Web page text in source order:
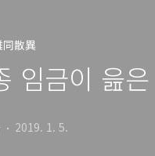
同散異
임금이 읊
2019. 1. 5.